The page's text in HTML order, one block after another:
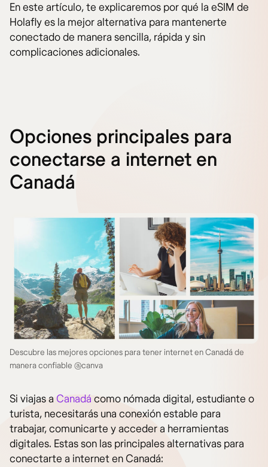
En este artículo, te explicaremos por qué la eSIM de
Holafly es la mejor alternativa para mantenerte
conectado de manera sencilla, rápida y sin
complicaciones adicionales.
Opciones principales para
conectarse a internet en
Canadá
Descubre las mejores opciones para tener internet en Canadá de
manera confiable @canva
Si viajas a Canadá como nómada digital, estudiante o
turista, necesitarás una conexión estable para
trabajar, comunicarte y acceder a herramientas
digitales. Estas son las principales alternativas para
conectarte a internet en Canadá: